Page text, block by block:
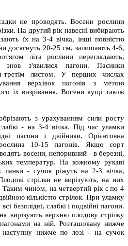
не проводять. Восени рослини
На другий рік навесні вибирають
їх на 3-4 вічка, інші повністю
досягнуть 20-25 см, залишають 4-6,
літа рослини переглядають,
знов з'явилися пагони. Пасинки
третім листом. У перших числах
верхівок пагонів з метою
їх визрівання. Восени кущі також
з урахуванням сили росту
- на 3-4 вічка. Під час уламки
пагони і двійники. Орієнтовна
10-15 пагонів. Якщо сорт
восени, непоривний - в березні,
температур. На кожному рукаві
- сучок ріжуть на 2-3 вічка,
стрілки не вирізують, на них
чином, на четвертий рік є по 4
кількістю стрілок. При уламку
безплідні, слабкі і подвійні пагони.
вирізують верхню плодову стрілку
на ній. Розташовану нижче
наступну нижче по лозі - на сучок